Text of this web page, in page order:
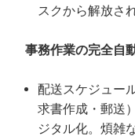
スクから解放さ
事務作業の完全自
配送スケジュー
求書作成・郵送
ジタル化。煩雑